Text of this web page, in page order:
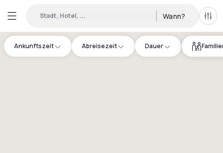
Stadt, Hotel, ... Wann? Alle
Ankunftszeit Abreisezeit Dauer